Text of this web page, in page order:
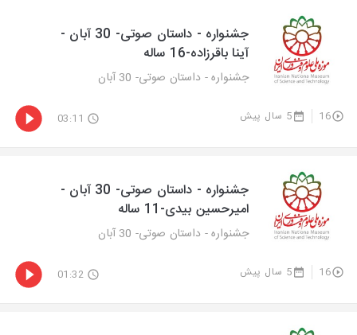
جشنواره - داستان صوتی- 30 آبان -
آینا باقرزاده-16 ساله
جشنواره - داستان صوتی- 30 آبان
16 5 سال پیش 03:11
جشنواره - داستان صوتی- 30 آبان -
امیرحسین بیدی-11 ساله
جشنواره - داستان صوتی- 30 آبان
16 5 سال پیش 01:32